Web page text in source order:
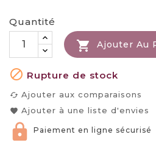
Quantité
 Ajouter Au
 Rupture de stock
cached Ajouter aux comparaisons
favorite Ajouter à une liste d'envies
Paiement en ligne sécurisé